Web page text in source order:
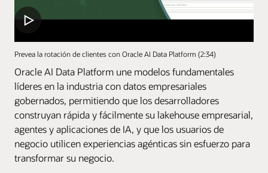
Prevea la rotación de clientes con Oracle AI Data Platform (2:34)
Oracle AI Data Platform une modelos fundamentales
líderes en la industria con datos empresariales
gobernados, permitiendo que los desarrolladores
construyan rápida y fácilmente su lakehouse empresarial,
agentes y aplicaciones de IA, y que los usuarios de
negocio utilicen experiencias agénticas sin esfuerzo para
transformar su negocio.